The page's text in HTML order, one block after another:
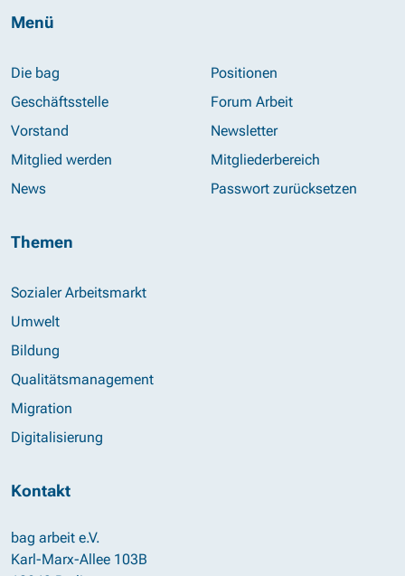
Menü
Die bag
Geschäftsstelle
Vorstand
Mitglied werden
News
Positionen
Forum Arbeit
Newsletter
Mitgliederbereich
Passwort zurücksetzen
Themen
Sozialer Arbeitsmarkt
Umwelt
Bildung
Qualitätsmanagement
Migration
Digitalisierung
Kontakt
bag arbeit e.V.
Karl-Marx-Allee 103B